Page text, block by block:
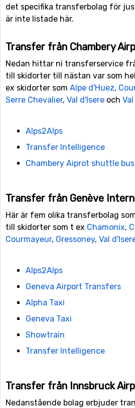
det specifika transferbolag för
är inte listade här.
Transfer från Chambery
Nedan hittar ni transferservice
till skidorter till nästan var som
ex skidorter som Alpe d'Huez,
Serre Chevalier, Val d'Isere och
Alps2Alps
Transfer Intelligence
Chambery Aiprot shuttle bus
Transfer från Genève
Här är fem olika transferbolag
till skidorter som t ex Chamonix,
Courmayeur, Gressoney, Val
Alps2Alps
Geneva Airport Transfers
Alpha Taxi
Geneva Taxi
Showtrain
Transfer Intelligence
Transfer från Innsbruck
Nedanstående bolag erbjuder